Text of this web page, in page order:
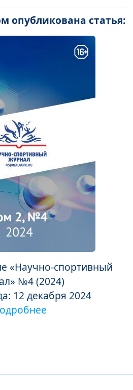
опубликована статья:
«Научно-спортивный
№4 (2024)
12 декабря 2024